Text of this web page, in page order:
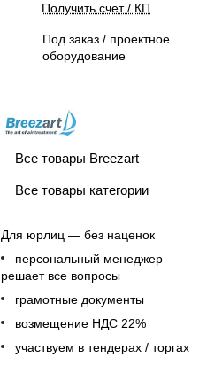
Получить счет / КП
Под заказ / проектное
оборудование
Все товары Breezart
Все товары категории
Для юрлиц — без наценок
персональный менеджер
решает все вопросы
грамотные документы
возмещение НДС 22%
участвуем в тендерах / торгах